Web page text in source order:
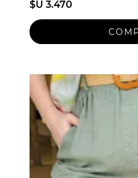
$U 3.470